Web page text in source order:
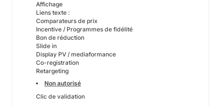
Affichage
Liens texte :
Comparateurs de prix
Incentive / Programmes de fidélité
Bon de réduction
Slide in
Display PV / mediaformance
Co-registration
Retargeting
Non autorisé
Clic de validation